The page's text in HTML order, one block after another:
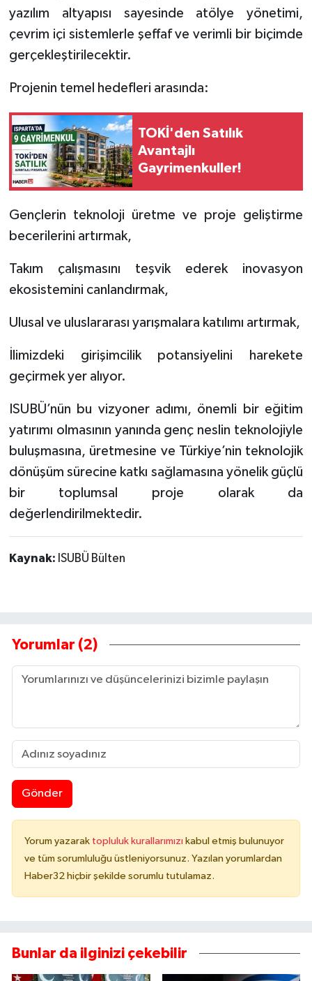
yazılım altyapısı sayesinde atölye yönetimi,
çevrim içi sistemlerle şeffaf ve verimli bir biçimde
gerçekleştirilecektir.
Projenin temel hedefleri arasında:
TOKİ'den Satılık
Avantajlı
Gayrimenkuller!
Gençlerin teknoloji üretme ve proje geliştirme
becerilerini artırmak,
Takım çalışmasını teşvik ederek inovasyon
ekosistemini canlandırmak,
Ulusal ve uluslararası yarışmalara katılımı artırmak,
İlimizdeki girişimcilik potansiyelini harekete
geçirmek yer alıyor.
ISUBÜ’nün bu vizyoner adımı, önemli bir eğitim
yatırımı olmasının yanında genç neslin teknolojiyle
buluşmasına, üretmesine ve Türkiye’nin teknolojik
dönüşüm sürecine katkı sağlamasına yönelik güçlü
bir toplumsal proje olarak da
değerlendirilmektedir.
Kaynak: ISUBÜ Bülten
Yorumlar (2)
Gönder
Yorum yazarak topluluk kurallarımızı kabul etmiş bulunuyor
ve tüm sorumluluğu üstleniyorsunuz. Yazılan yorumlardan
Haber32 hiçbir şekilde sorumlu tutulamaz.
Bunlar da ilginizi çekebilir